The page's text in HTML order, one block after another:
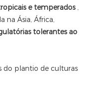
e temperados ,
na Ásia, África,
tolerantes ao
do plantio de culturas